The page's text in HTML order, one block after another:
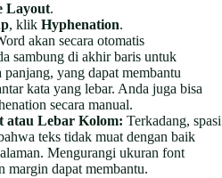
Layout.
, klik Hyphenation.
akan secara otomatis
sambung di akhir baris untuk
panjang, yang dapat membantu
kata yang lebar. Anda juga bisa
secara manual.
atau Lebar Kolom: Terkadang, spasi
teks tidak muat dengan baik
Mengurangi ukuran font
margin dapat membantu.